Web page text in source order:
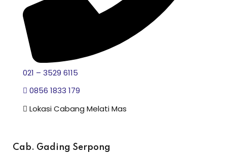
021 – 3529 6115
0856 1833 179
Lokasi Cabang Melati Mas
Cab. Gading Serpong